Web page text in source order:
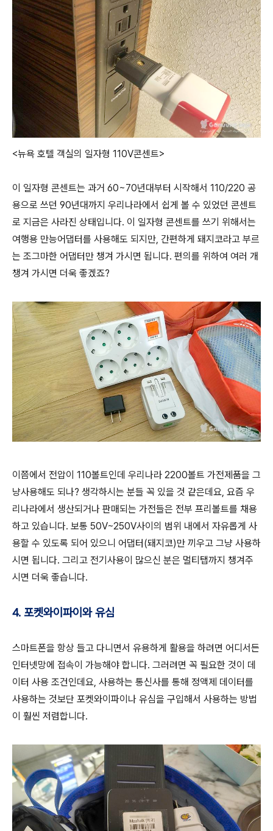
<뉴욕 호텔 객실의 일자형 110V콘센트>
이 일자형 콘센트는 과거 60~70년대부터 시작해서 110/220 공
용으로 쓰던 90년대까지 우리나라에서 쉽게 볼 수 있었던 콘센트
로 지금은 사라진 상태입니다. 이 일자형 콘센트를 쓰기 위해서는
여행용 만능어댑터를 사용해도 되지만, 간편하게 돼지코라고 부르
는 조그마한 어댑터만 챙겨 가시면 됩니다. 편의를 위하여 여러 개
챙겨 가시면 더욱 좋겠죠?
이쯤에서 전압이 110볼트인데 우리나라 2200볼트 가전제품을 그
냥사용해도 되나? 생각하시는 분들 꼭 있을 것 같은데요, 요즘 우
리나라에서 생산되거나 판매되는 가전들은 전부 프리볼트를 채용
하고 있습니다. 보통 50V~250V사이의 범위 내에서 자유롭게 사
용할 수 있도록 되어 있으니 어댑터(돼지코)만 끼우고 그냥 사용하
시면 됩니다. 그리고 전기사용이 많으신 분은 멀티탭까지 챙겨주
시면 더욱 좋습니다.
4. 포켓와이파이와 유심
스마트폰을 항상 들고 다니면서 유용하게 활용을 하려면 어디서든
인터넷망에 접속이 가능해야 합니다. 그러려면 꼭 필요한 것이 데
이터 사용 조건인데요, 사용하는 통신사를 통해 정액제 데이터를
사용하는 것보단 포켓와이파이나 유심을 구입해서 사용하는 방법
이 훨씬 저렴합니다.